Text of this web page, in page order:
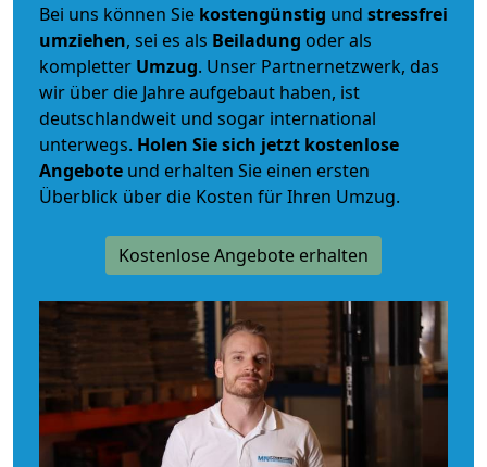
Bei uns können Sie kostengünstig und stressfrei
umziehen, sei es als Beiladung oder als
kompletter Umzug. Unser Partnernetzwerk, das
wir über die Jahre aufgebaut haben, ist
deutschlandweit und sogar international
unterwegs. Holen Sie sich jetzt kostenlose
Angebote und erhalten Sie einen ersten
Überblick über die Kosten für Ihren Umzug.
Kostenlose Angebote erhalten